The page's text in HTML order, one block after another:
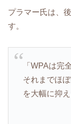
プラマー氏は、
す。
「WPAは完
それまでほ
を大幅に抑え